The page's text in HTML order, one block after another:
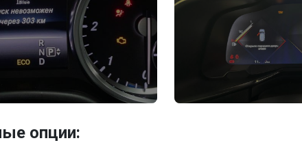
опции: